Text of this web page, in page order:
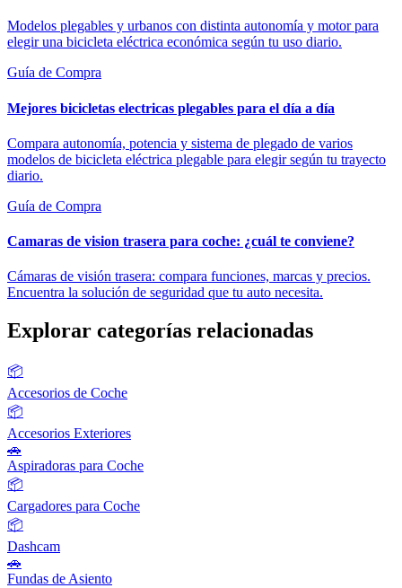
Modelos plegables y urbanos con distinta autonomía y motor para
elegir una bicicleta eléctrica económica según tu uso diario.
Guía de Compra
Mejores bicicletas electricas plegables para el día a día
Compara autonomía, potencia y sistema de plegado de varios
modelos de bicicleta eléctrica plegable para elegir según tu trayecto
diario.
Guía de Compra
Camaras de vision trasera para coche: ¿cuál te conviene?
Cámaras de visión trasera: compara funciones, marcas y precios.
Encuentra la solución de seguridad que tu auto necesita.
Explorar categorías relacionadas
📦
Accesorios de Coche
📦
Accesorios Exteriores
🚗
Aspiradoras para Coche
📦
Cargadores para Coche
📦
Dashcam
🚗
Fundas de Asiento